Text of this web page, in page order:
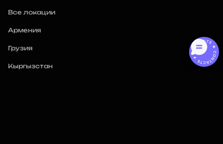
Все локации
Армения
Грузия
Кыргызстан
CONTACTS ★ CONTACTS ★